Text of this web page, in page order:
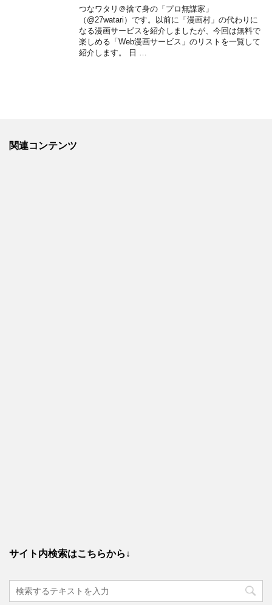
つなワタリ＠捨て身の「プロ無謀家」
（@27watari）です。以前に「漫画村」の代わりに
なる漫画サービスを紹介しましたが、今回は無料で
楽しめる「Web漫画サービス」のリストを一覧して
紹介します。 日 …
関連コンテンツ
サイト内検索はこちらから↓